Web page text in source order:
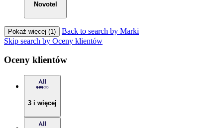
Novotel
Pokaż więcej (1)
Back to search by Marki
Skip search by Oceny klientów
Oceny klientów
3 i więcej